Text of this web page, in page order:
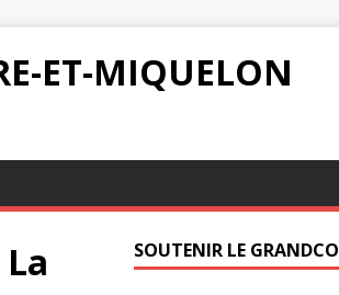
ET-MIQUELON
SOUTENIR LE